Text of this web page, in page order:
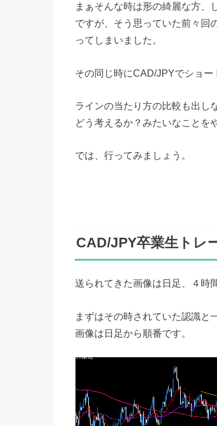
まぁそんな時は形の綺麗な方、
ですが、そう思っていた前々回
ってしまいました。
その同じ時にCAD/JPYでショー
ラインの当たり方の比較も出し
どう考えるか？みたいなことを
では、行ってみましょう。
CAD/JPY卒業生トレ
送られてきた画像は日足、４時
まずはその時されていた認識と
画像は日足から順番です。